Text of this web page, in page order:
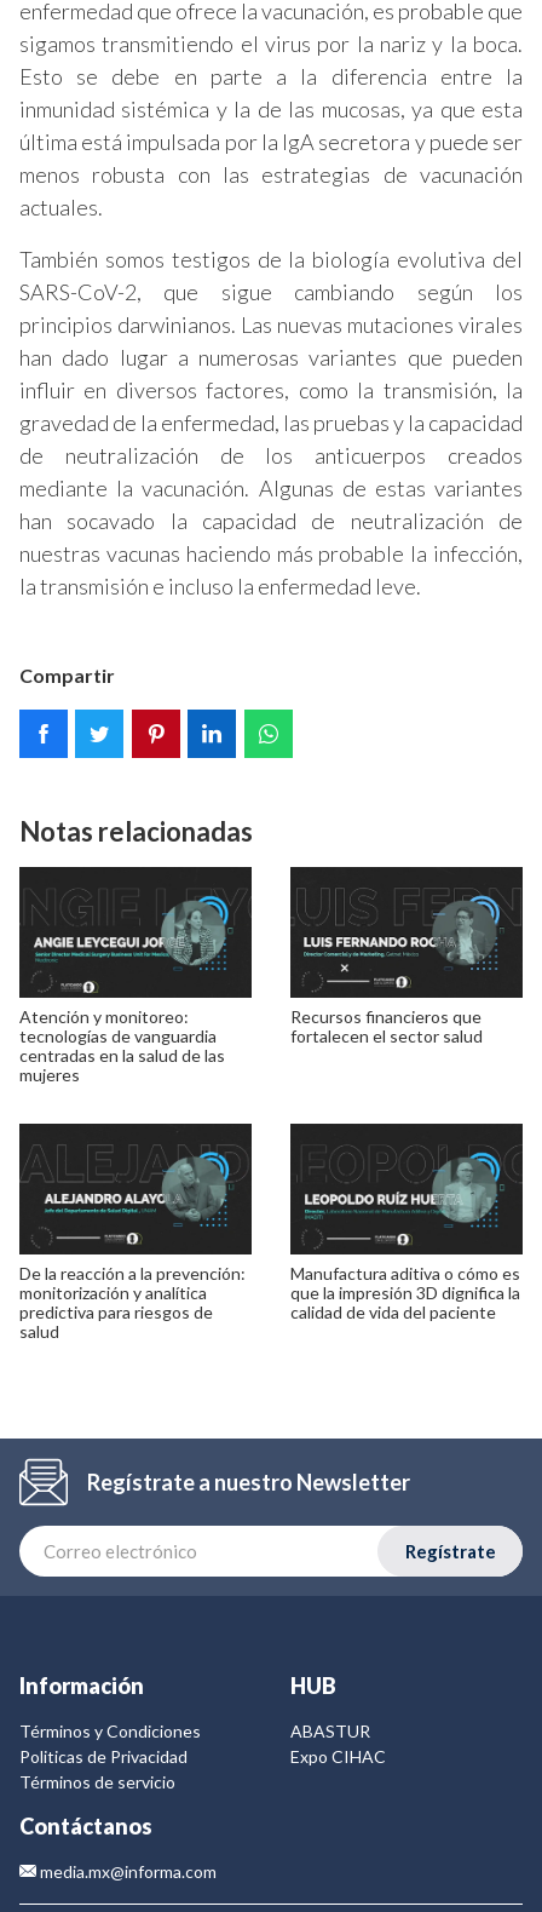
enfermedad que ofrece la vacunación, es probable que
sigamos transmitiendo el virus por la nariz y la boca.
Esto se debe en parte a la diferencia entre la
inmunidad sistémica y la de las mucosas, ya que esta
última está impulsada por la IgA secretora y puede ser
menos robusta con las estrategias de vacunación
actuales.
También somos testigos de la biología evolutiva del
SARS-CoV-2, que sigue cambiando según los
principios darwinianos. Las nuevas mutaciones virales
han dado lugar a numerosas variantes que pueden
influir en diversos factores, como la transmisión, la
gravedad de la enfermedad, las pruebas y la capacidad
de neutralización de los anticuerpos creados
mediante la vacunación. Algunas de estas variantes
han socavado la capacidad de neutralización de
nuestras vacunas haciendo más probable la infección,
la transmisión e incluso la enfermedad leve.
Compartir
Notas relacionadas
Atención y monitoreo:
tecnologías de vanguardia
centradas en la salud de las
mujeres
Recursos financieros que
fortalecen el sector salud
De la reacción a la prevención:
monitorización y analítica
predictiva para riesgos de
salud
Manufactura aditiva o cómo es
que la impresión 3D dignifica la
calidad de vida del paciente
Regístrate a nuestro Newsletter
Regístrate
Información
Términos y Condiciones
Politicas de Privacidad
Términos de servicio
HUB
ABASTUR
Expo CIHAC
Contáctanos
media.mx@informa.com